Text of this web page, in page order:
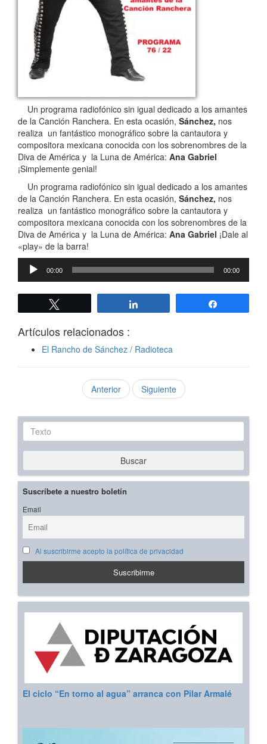
Un programa radiofónico sin igual dedicado a los amantes
de la Canción Ranchera. En esta ocasión, Sánchez, nos
realiza un fantástico monográfico sobre la cantautora y
compositora mexicana conocida con los sobrenombres de la
Diva de América​ y la Luna de América: Ana Gabriel​
¡Simplemente genial!
Un programa radiofónico sin igual dedicado a los amantes
de la Canción Ranchera. En esta ocasión, Sánchez, nos
realiza un fantástico monográfico sobre la cantautora y
compositora mexicana conocida con los sobrenombres de la
Diva de América​ y la Luna de América: Ana Gabriel​ ¡Dale al
«play» de la barra!
Reproductor
00:00 00:00
Artículos relacionados :
El Rancho de Sánchez / Radioteca
Anterior Siguiente
Texto
Buscar
Suscríbete a nuestro boletín
Email
Al suscribirme acepto la política de privacidad
El ciclo “En torno al agua” arranca con Pilar Armalé